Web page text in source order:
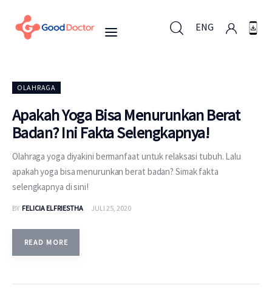
ENG
Untuk Bisnis
Untuk Anda
Berita
Layanan
OLAHRAGA
Apakah Yoga Bisa Menurunkan Berat
Badan? Ini Fakta Selengkapnya!
Olahraga yoga diyakini bermanfaat untuk relaksasi tubuh. Lalu
apakah yoga bisa menurunkan berat badan? Simak fakta
selengkapnya di sini!
BY FELICIA ELFRIESTHA JULI 25, 2020
READ MORE